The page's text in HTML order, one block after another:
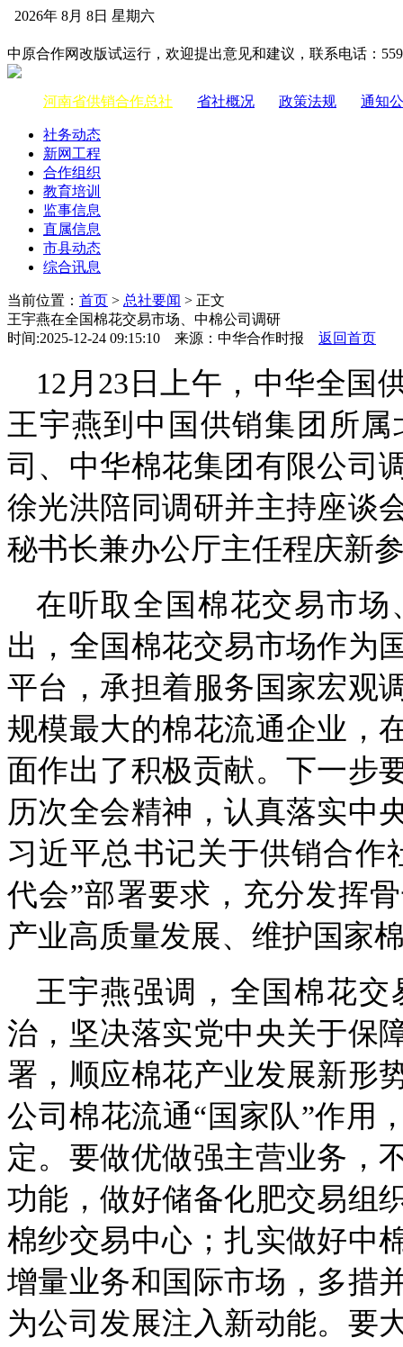
2026年 8月 8日 星期六
中原合作网改版试运行，欢迎提出意见和建议，联系电话：
河南省供销合作总社 省社概况 政策法规 通知
社务动态
新网工程
合作组织
教育培训
监事信息
直属信息
市县动态
综合讯息
当前位置： 首页 > 总社要闻 > 正文
王宇燕在全国棉花交易市场、中棉公司调研
时间:2025-12-24 09:15:10 来源：中华合作时报 返回首页
12月23日上午，中华全国
王宇燕到中国供销集团所
司、中华棉花集团有限公司
徐光洪陪同调研并主持座谈
秘书长兼办公厅主任程庆新
在听取全国棉花交易市
出，全国棉花交易市场作为
平台，承担着服务国家宏观
规模最大的棉花流通企业，
面作出了积极贡献。下一步
历次全会精神，认真落实中
习近平总书记关于供销合作
代会”部署要求，充分发挥
产业高质量发展、维护国家
王宇燕强调，全国棉花
治，坚决落实党中央关于保
署，顺应棉花产业发展新形
公司棉花流通“国家队”作用
定。要做优做强主营业务，
功能，做好储备化肥交易组
棉纱交易中心；扎实做好中
增量业务和国际市场，多措
为公司发展注入新动能。要